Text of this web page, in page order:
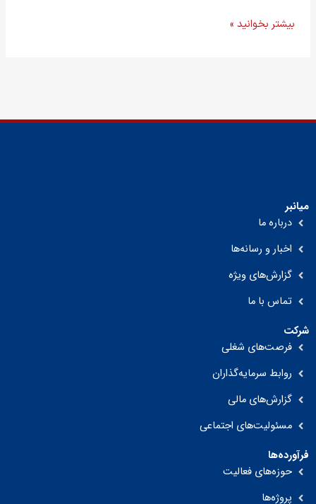
بیشتر بخوانید »
میانبر
درباره ما
اخبار و رسانه‌ها
گزارش‌های ویژه
تماس با ما
شرکت
فرصت‌های شغلی
روابط سرمایه‌گذاران
گزارش‌های مالی
مسئولیت‌های اجتماعی
فرآورده‌ها
حوزه‌های فعالیت
پروژه‌ها